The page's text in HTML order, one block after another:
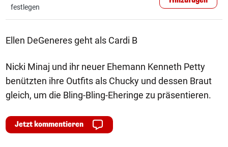
festlegen
Ellen DeGeneres geht als Cardi B
Nicki Minaj und ihr neuer Ehemann Kenneth Petty
benützten ihre Outfits als Chucky und dessen Braut
gleich, um die Bling-Bling-Eheringe zu präsentieren.
Jetzt kommentieren